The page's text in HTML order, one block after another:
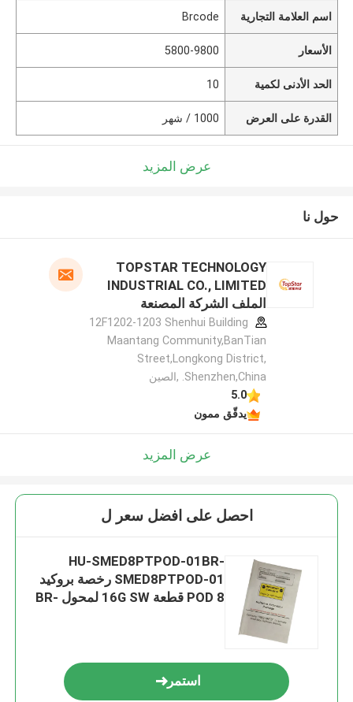
اسم العلامة التجارية Brcode
الأسعار 5800-9800
الحد الأدنى لكمية 10
القدرة على العرض 1000 / شهر
عرض المزيد
حول نا
TOPSTAR TECHNOLOGY
INDUSTRIAL CO., LIMITED
الملف الشركة المصنعة
12F1202-1203 Shenhui Building
Maantang Community,BanTian
Street,Longkong District,
Shenzhen,China. ,الصين
5.0
يدقّق ممون
عرض المزيد
احصل على افضل سعر ل
HU-SMED8PTPOD-01BR-
SMED8PTPOD-01 رخصة بروكيد
POD 8 قطعة 16G SW لمحول BR-
استمر